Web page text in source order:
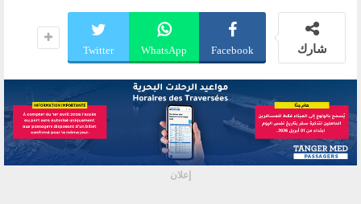
شارك Facebook
WhatsApp
Twitter
إعلان